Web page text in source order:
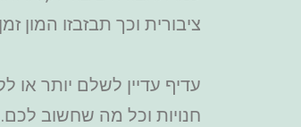
ציבורית וכך תבזבזו המון
עדיף עדיין לשלם יותר
חנויות וכל מה שחשוב